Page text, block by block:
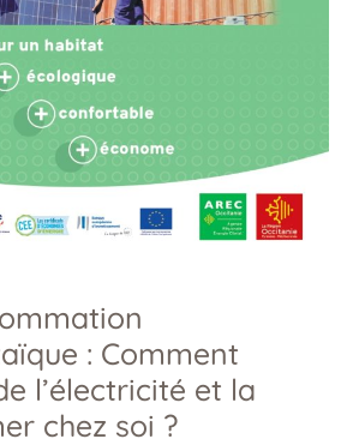
: Comment
l’électricité et la
chez soi ?